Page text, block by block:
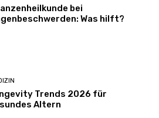
bei
Was hilft?
Trends 2026 für
Altern